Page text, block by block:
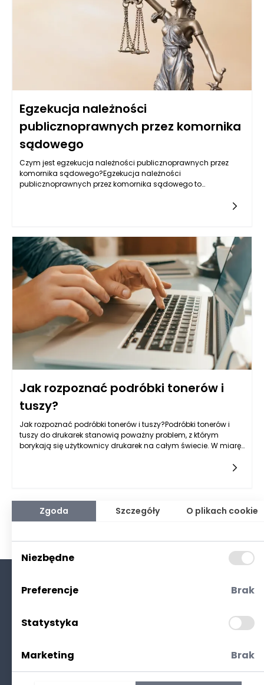
Egzekucja należności
publicznoprawnych przez komornika
sądowego
Czym jest egzekucja należności publicznoprawnych przez
komornika sądowego?Egzekucja należności
publicznoprawnych przez komornika sądowego to
Jak rozpoznać podróbki tonerów i
tuszy?
Jak rozpoznać podróbki tonerów i tuszy?Podróbki tonerów i
tuszy do drukarek stanowią poważny problem, z którym
borykają się użytkownicy drukarek na całym świecie. W miarę
Polityka prywatności
Zgoda Szczegóły O plikach cookie
Niezbędne
Preferencje Brak
Statystyka
Marketing Brak